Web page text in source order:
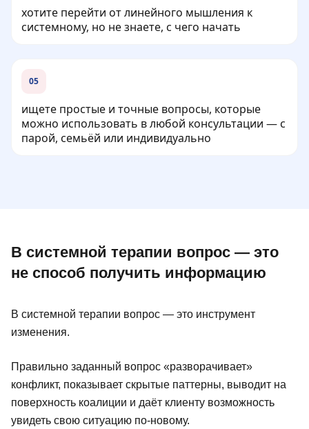
хотите перейти от линейного мышления к
системному, но не знаете, с чего начать
05
ищете простые и точные вопросы, которые
можно использовать в любой консультации — с
парой, семьёй или индивидуально
В системной терапии вопрос — это
не способ получить информацию
В системной терапии вопрос — это инструмент
изменения.
Правильно заданный вопрос «разворачивает»
конфликт, показывает скрытые паттерны, выводит на
поверхность коалиции и даёт клиенту возможность
увидеть свою ситуацию по-новому.